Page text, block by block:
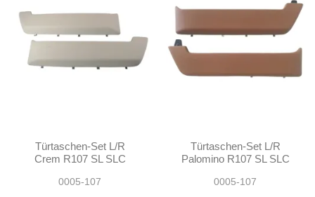
Türtaschen-Set L/R
Crem R107 SL SLC
0005-107
Türtaschen-Set L/R
Palomino R107 SL SLC
0005-107